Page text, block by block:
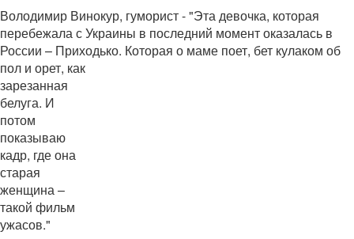
Володимир Винокур, гуморист - "Эта девочка, которая
перебежала с Украины в последний момент оказалась в
России – Приходько. Которая о маме поет, бет кулаком об
пол и орет, как
зарезанная
белуга. И
потом
показываю
кадр, где она
старая
женщина –
такой фильм
ужасов."